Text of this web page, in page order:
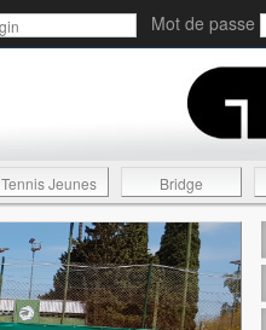
Mot de passe
Tennis Jeunes Bridge